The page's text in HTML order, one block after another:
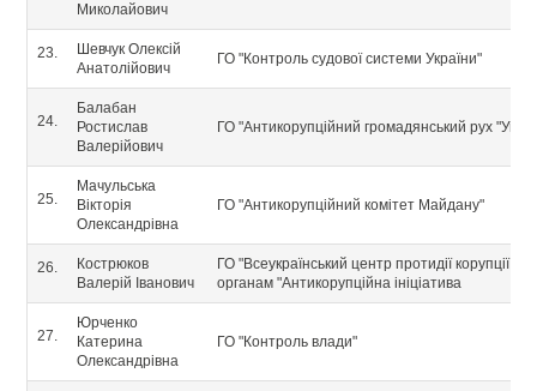
Миколайович
23.
Шевчук Олексій
Анатолійович
ГО "Контроль судової системи України"
24.
Балабан
Ростислав
Валерійович
ГО "Антикорупційний громадянський рух
25.
Мачульська
Вікторія
Олександрівна
ГО "Антикорупційний комітет Майдану"
26.
Кострюков
Валерій Іванович
ГО "Всеукраїнський центр протидії корупції
органам "Антикорупційна ініціатива
27.
Юрченко
Катерина
Олександрівна
ГО "Контроль влади"